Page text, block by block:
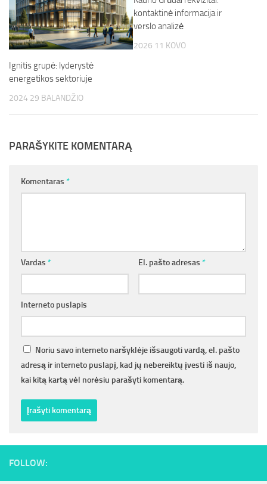
Ignitis grupė: lyderystė
energetikos sektoriuje
2024 29 BALANDŽIO
kontaktinė informacija ir
verslo analizė
2026 11 KOVO
PARAŠYKITE KOMENTARĄ
Komentaras *
Vardas * El. pašto adresas *
Interneto puslapis
Noriu savo interneto naršyklėje išsaugoti vardą, el. pašto
adresą ir interneto puslapį, kad jų nebereiktų įvesti iš naujo,
kai kitą kartą vėl norėsiu parašyti komentarą.
FOLLOW: